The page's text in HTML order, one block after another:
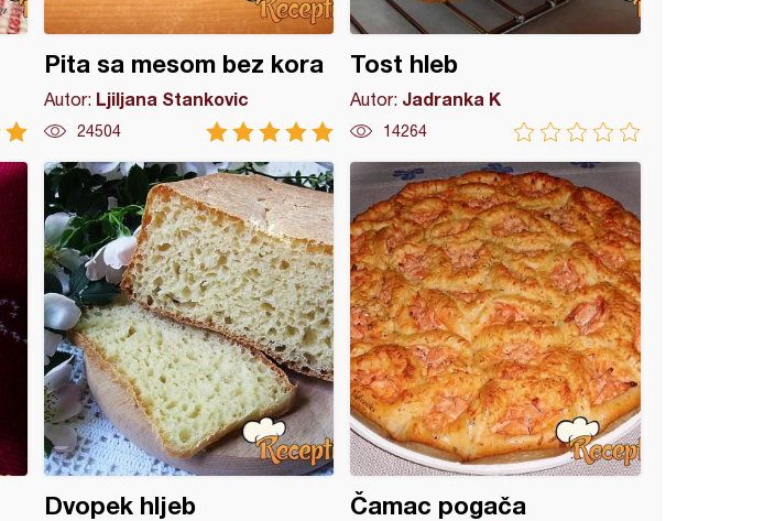
Pita sa mesom bez kora
Autor: Ljiljana Stankovic
24504
Tost hleb
Autor: Jadranka K
14264
Dvopek hljeb Čamac pogača